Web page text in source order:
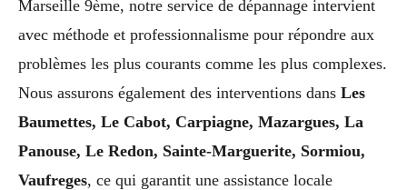
Marseille 9ème, notre service de dépannage intervient
avec méthode et professionnalisme pour répondre aux
problèmes les plus courants comme les plus complexes.
Nous assurons également des interventions dans Les
Baumettes, Le Cabot, Carpiagne, Mazargues, La
Panouse, Le Redon, Sainte-Marguerite, Sormiou,
Vaufreges, ce qui garantit une assistance locale